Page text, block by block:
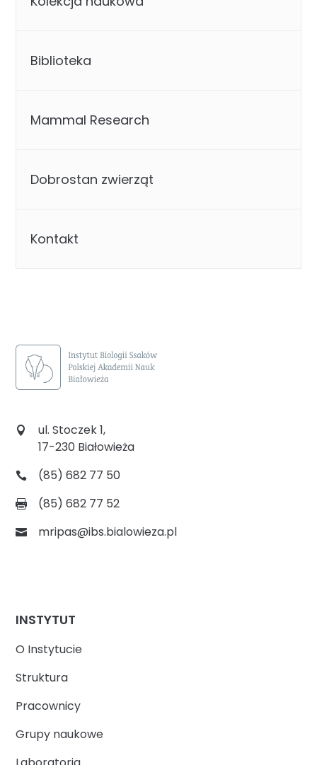
Biblioteka
Mammal Research
Dobrostan zwierząt
Kontakt
ul. Stoczek 1,
17-230 Białowieża
(85) 682 77 50
(85) 682 77 52
mripas@ibs.bialowieza.pl
INSTYTUT
O Instytucie
Struktura
Pracownicy
Grupy naukowe